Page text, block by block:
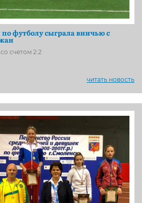
футболу сыграла вничью с
счетом 2:2
читать новость